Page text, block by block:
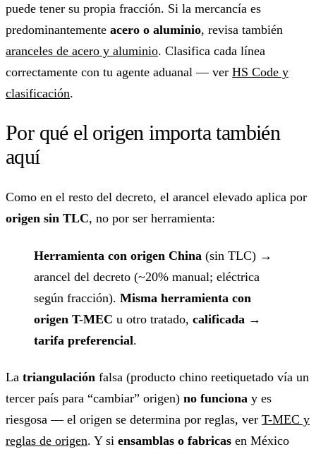
puede tener su propia fracción. Si la mercancía es
predominantemente acero o aluminio, revisa también
aranceles de acero y aluminio. Clasifica cada línea
correctamente con tu agente aduanal — ver HS Code y
clasificación.
Por qué el origen importa también
aquí
Como en el resto del decreto, el arancel elevado aplica por
origen sin TLC, no por ser herramienta:
Herramienta con origen China (sin TLC) →
arancel del decreto (~20% manual; eléctrica
según fracción). Misma herramienta con
origen T-MEC u otro tratado, calificada →
tarifa preferencial.
La triangulación falsa (producto chino reetiquetado vía un
tercer país para “cambiar” origen) no funciona y es
riesgosa — el origen se determina por reglas, ver T-MEC y
reglas de origen. Y si ensamblas o fabricas en México